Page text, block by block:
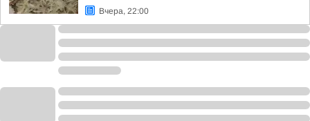
Вчера, 22:00